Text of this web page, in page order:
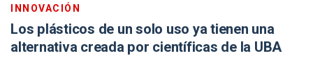
INNOVACIÓN
Los plásticos de un solo uso ya tienen una
alternativa creada por científicas de la UBA